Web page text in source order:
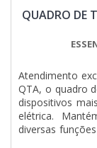
QUADRO DE
Atendimento
QTA, o quadro
dispositivos
elétrica.
diversas